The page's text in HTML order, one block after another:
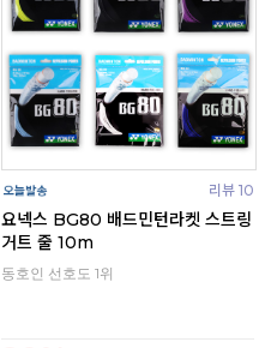
리뷰 10
요넥스 BG80 배드민턴라켓 스트링
거트 줄 10m
동호인 선호도 1위